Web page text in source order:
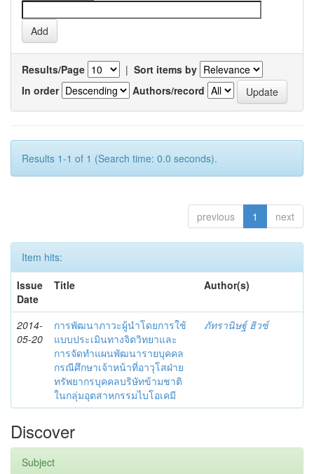
Results/Page | Sort items by
In order
Authors/record
Results 1-1 of 1 (Search time: 0.0 seconds).
previous 1 next
Item hits:
Issue
Date
Title Author(s)
2014-
05-20
การพัฒนาภาวะผู้นำโดยการใช้
แบบประเมินทางจิตวิทยาและ
การจัดทำแผนพัฒนารายบุคคล
กรณีศึกษาเจ้าหน้าที่อาวุโสฝ่าย
ทรัพยากรบุคคลบริษัทข้ามชาติ
ในกลุ่มอุตสาหกรรมไบโอเคมี
ภัทรานิษฐ์ ฮิวซ์
Discover
Subject